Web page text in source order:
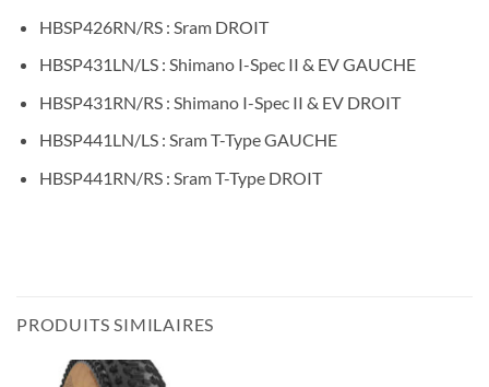
HBSP426RN/RS : Sram DROIT
HBSP431LN/LS : Shimano I-Spec II & EV GAUCHE
HBSP431RN/RS : Shimano I-Spec II & EV DROIT
HBSP441LN/LS : Sram T-Type GAUCHE
HBSP441RN/RS : Sram T-Type DROIT
PRODUITS SIMILAIRES